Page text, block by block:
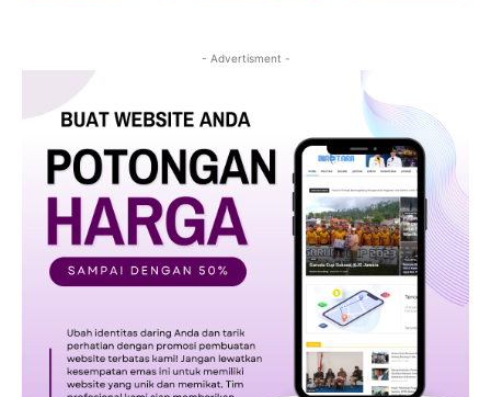
- Advertisment -